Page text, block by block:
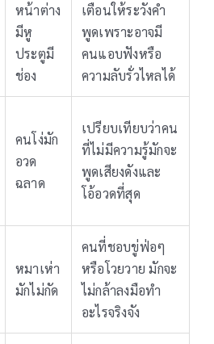
หน้าต่าง
มีหู
ประตูมี
ช่อง
เตือนให้ระวังคำ
พูดเพราะอาจมี
คนแอบฟังหรือ
ความลับรั่วไหลได้
คนโง่มัก
อวด
ฉลาด
เปรียบเทียบว่าคน
ที่ไม่มีความรู้มักจะ
พูดเสียงดังและ
โอ้อวดที่สุด
หมาเห่า
มักไม่กัด
คนที่ชอบขู่ฟ่อๆ
หรือโวยวาย มักจะ
ไม่กล้าลงมือทำ
อะไรจริงจัง